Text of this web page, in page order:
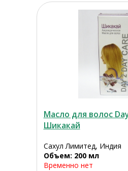
Масло для волос
Шикакай
Сахул Лимитед, Индия
Объем: 200 мл
Временно нет